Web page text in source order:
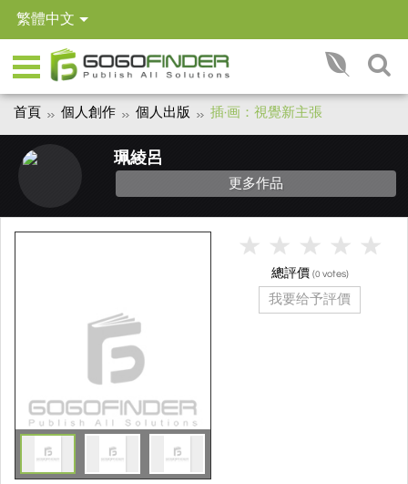
繁體中文
首頁 個人創作 個人出版 插·画：視覺新主張
珮綾呂
更多作品
總評價 (0 votes)
我要给予評價